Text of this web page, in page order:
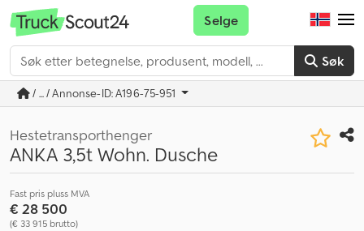
Søk
Selge
/ ... / Annonse-ID: A196-75-951
Hestetransporthenger
ANKA 3,5t Wohn. Dusche
Fast pris pluss MVA
€ 28 500
(€ 33 915 brutto)